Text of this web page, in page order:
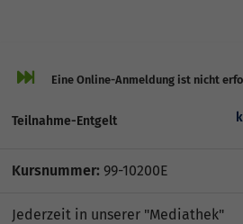
Teilnahme-Entgelt
Kursnummer: 99-10200E
Jederzeit in unserer "Mediathek"